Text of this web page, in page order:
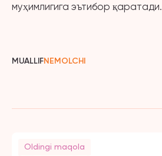
муҳимлигига эътибор қаратади.
MUALLIFNEMOLCHI
Oldingi maqola